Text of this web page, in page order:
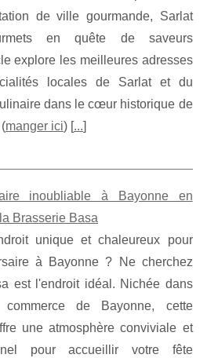
de ville gourmande, Sarlat
en quête de saveurs
explore les meilleures adresses
locales de Sarlat et du
dans le cœur historique de
manger ici) [...]
inoubliable à Bayonne en
Brasserie Basa
unique et chaleureux pour
à Bayonne ? Ne cherchez
est l'endroit idéal. Nichée dans
de Bayonne, cette
une atmosphère conviviale et
pour accueillir votre fête